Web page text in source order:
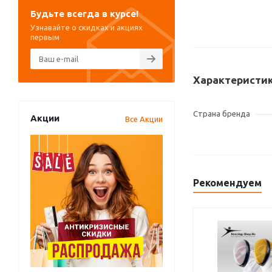
Страна бренда
Рекомендуем
Будьте всегда в курсе!
Узнавайте о скидках и акциях
первым
Акции Все Акции